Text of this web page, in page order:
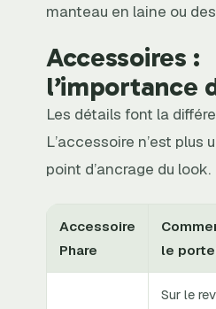
manteau en laine ou
Accessoires :
l’importance
Les détails font la
L’accessoire n’est plus
point d’ancrage du look.
Accessoire
Phare
le
Sur le